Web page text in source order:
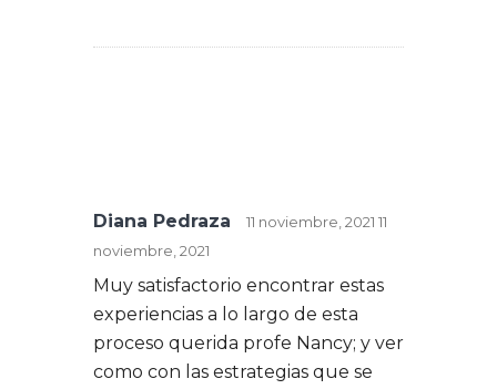
Diana Pedraza 11 noviembre, 2021 11
noviembre, 2021
Muy satisfactorio encontrar estas
experiencias a lo largo de esta
proceso querida profe Nancy; y ver
como con las estrategias que se